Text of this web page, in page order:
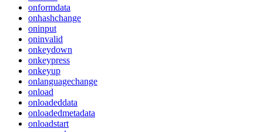
onformdata
onhashchange
oninput
oninvalid
onkeydown
onkeypress
onkeyup
onlanguagechange
onload
onloadeddata
onloadedmetadata
onloadstart